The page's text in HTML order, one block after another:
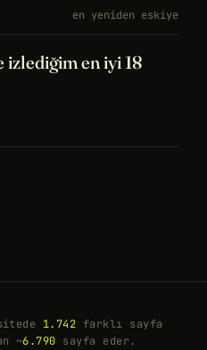
en yeniden eskiye
izlediğim en iyi 18
1.742 farklı sayfa
~6.790 sayfa eder.